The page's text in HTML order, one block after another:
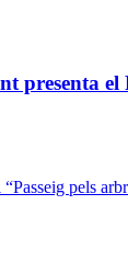
presenta el